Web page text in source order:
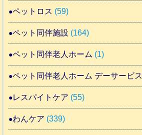
ペットロス (59)
ペット同伴施設 (164)
ペット同伴老人ホーム (1)
ペット同伴老人ホーム デーサービス
レスパイトケア (55)
わんケア (339)